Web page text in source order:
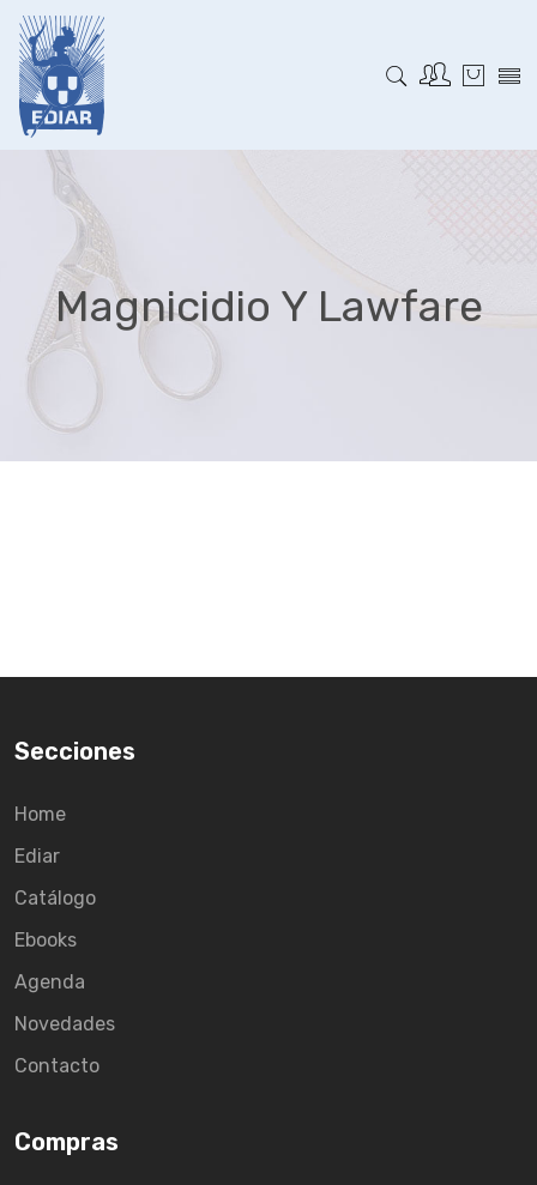
Magnicidio Y Lawfare
Secciones
Home
Ediar
Catálogo
Ebooks
Agenda
Novedades
Contacto
Compras